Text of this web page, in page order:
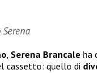
, Serena Brancale ha
cassetto: quello di